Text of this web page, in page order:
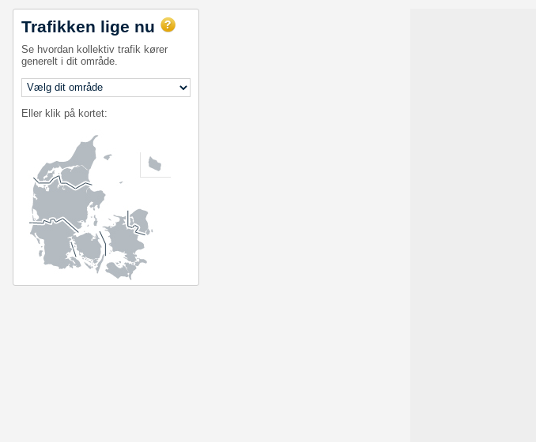
Trafikken lige nu
Se hvordan kollektiv trafik kører
generelt i dit område.
Eller klik på kortet: